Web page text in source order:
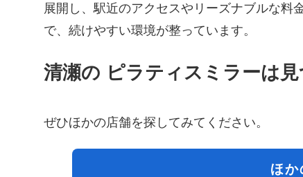
展開し、駅近のアクセスやリーズナブルな料
で、続けやすい環境が整っています。
清瀬の ピラティスミラーは見
ぜひほかの店舗を探してみてください。
ほか